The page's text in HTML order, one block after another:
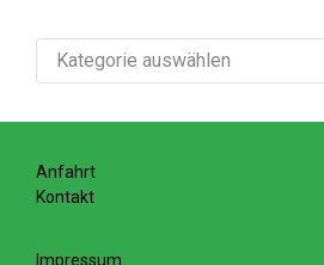
Berichte
Anfahrt
Kontakt
Impressum